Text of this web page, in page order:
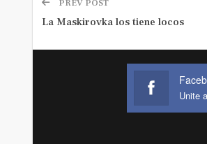
PREV POST
La Maskirovka los tiene locos
Unite